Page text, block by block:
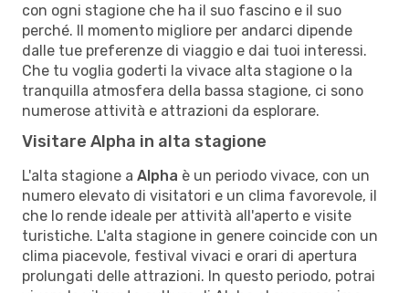
con ogni stagione che ha il suo fascino e il suo
perché. Il momento migliore per andarci dipende
dalle tue preferenze di viaggio e dai tuoi interessi.
Che tu voglia goderti la vivace alta stagione o la
tranquilla atmosfera della bassa stagione, ci sono
numerose attività e attrazioni da esplorare.
Visitare Alpha in alta stagione
L'alta stagione a Alpha è un periodo vivace, con un
numero elevato di visitatori e un clima favorevole, il
che lo rende ideale per attività all'aperto e visite
turistiche. L'alta stagione in genere coincide con un
clima piacevole, festival vivaci e orari di apertura
prolungati delle attrazioni. In questo periodo, potrai